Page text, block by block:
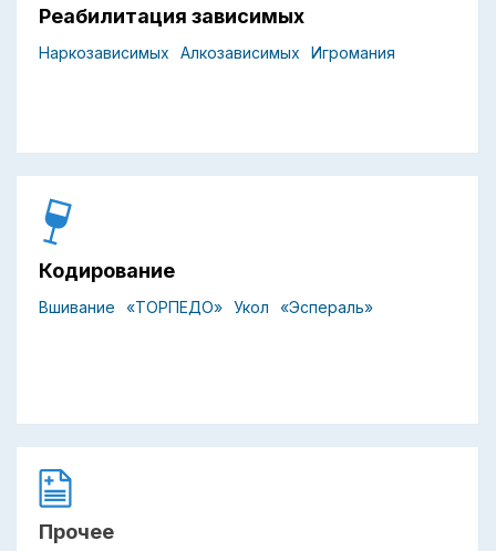
Реабилитация зависимых
Наркозависимых Алкозависимых Игромания
Кодирование
Вшивание «ТОРПЕДО» Укол «Эспераль»
Прочее